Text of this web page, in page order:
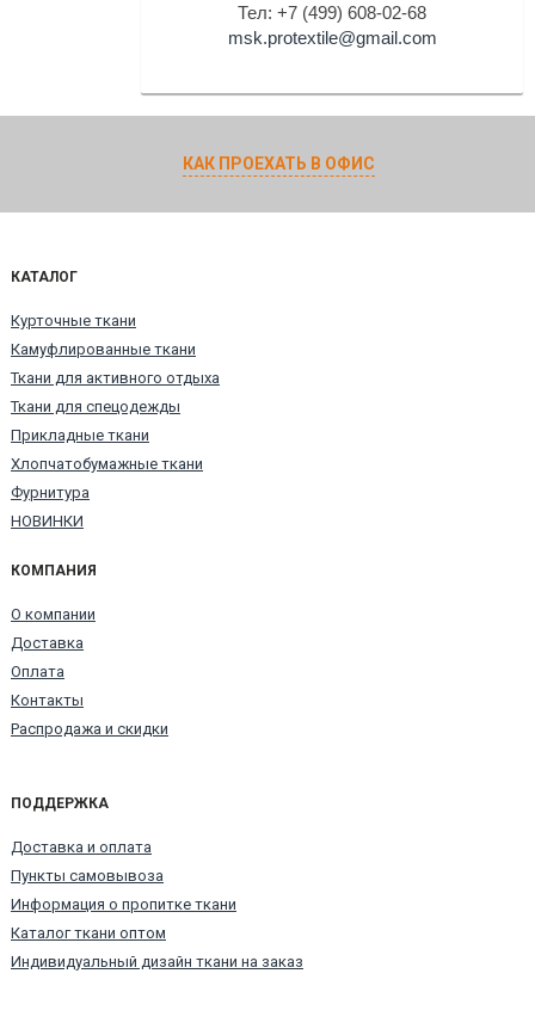
Тел: +7 (499) 608-02-68
msk.protextile@gmail.com
КАК ПРОЕХАТЬ В ОФИС
КАТАЛОГ
Курточные ткани
Камуфлированные ткани
Ткани для активного отдыха
Ткани для спецодежды
Прикладные ткани
Хлопчатобумажные ткани
Фурнитура
НОВИНКИ
КОМПАНИЯ
О компании
Доставка
Оплата
Контакты
Распродажа и скидки
ПОДДЕРЖКА
Доставка и оплата
Пункты самовывоза
Информация о пропитке ткани
Каталог ткани оптом
Индивидуальный дизайн ткани на заказ